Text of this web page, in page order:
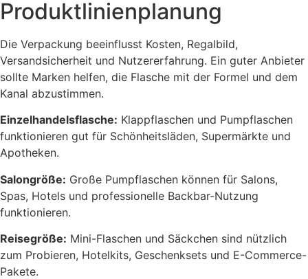
Produktlinienplanung
Die Verpackung beeinflusst Kosten, Regalbild,
Versandsicherheit und Nutzererfahrung. Ein guter Anbieter
sollte Marken helfen, die Flasche mit der Formel und dem
Kanal abzustimmen.
Einzelhandelsflasche: Klappflaschen und Pumpflaschen
funktionieren gut für Schönheitsläden, Supermärkte und
Apotheken.
Salongröße: Große Pumpflaschen können für Salons,
Spas, Hotels und professionelle Backbar-Nutzung
funktionieren.
Reisegröße: Mini-Flaschen und Säckchen sind nützlich
zum Probieren, Hotelkits, Geschenksets und E-Commerce-
Pakete.